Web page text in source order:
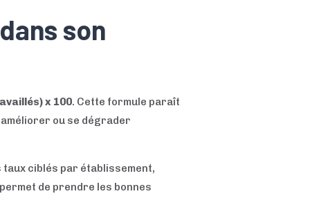
son
x 100. Cette formule paraît
ou se dégrader
taux ciblés par établissement,
de prendre les bonnes